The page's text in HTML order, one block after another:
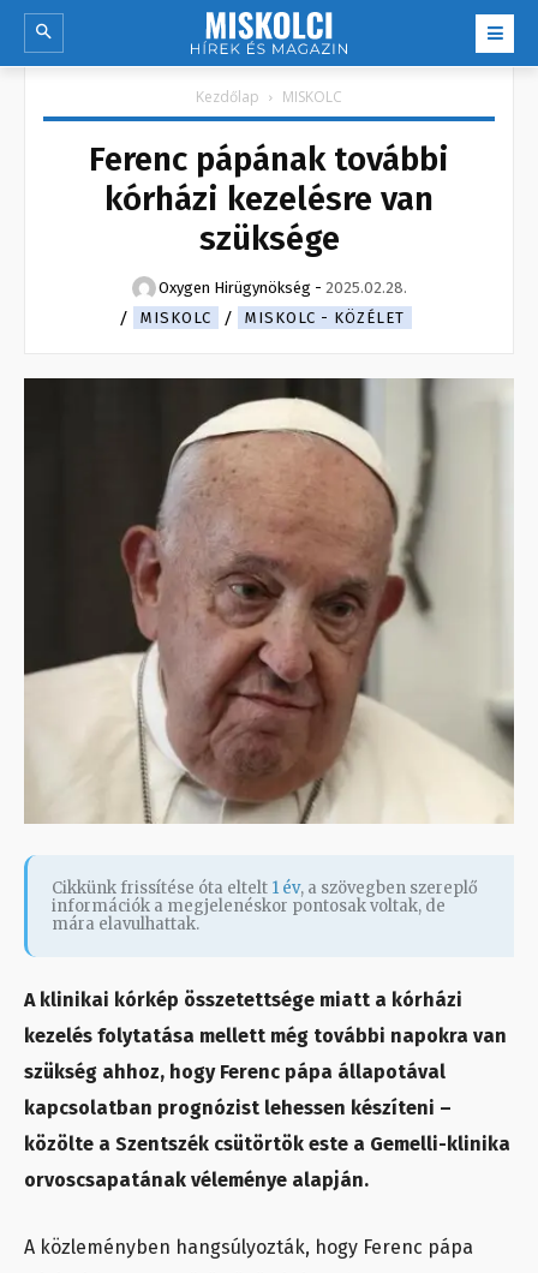
Kezdőlap MISKOLC
Ferenc pápának további
kórházi kezelésre van
szüksége
Oxygen Hirügynökség - 2025.02.28.
MISKOLC
MISKOLC - KÖZÉLET
Cikkünk frissítése óta eltelt 1 év, a szövegben szereplő
információk a megjelenéskor pontosak voltak, de
mára elavulhattak.
A klinikai kórkép összetettsége miatt a kórházi
kezelés folytatása mellett még további napokra van
szükség ahhoz, hogy Ferenc pápa állapotával
kapcsolatban prognózist lehessen készíteni –
közölte a Szentszék csütörtök este a Gemelli-klinika
orvoscsapatának véleménye alapján.
A közleményben hangsúlyozták, hogy Ferenc pápa